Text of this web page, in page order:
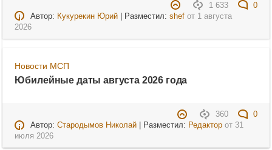
1 633
0
Автор: Кукурекин Юрий| Разместил: shefот 1 августа
2026
Новости МСП
Юбилейные даты августа 2026 года
360
0
Автор: Стародымов Николай| Разместил: Редакторот 31
июля 2026